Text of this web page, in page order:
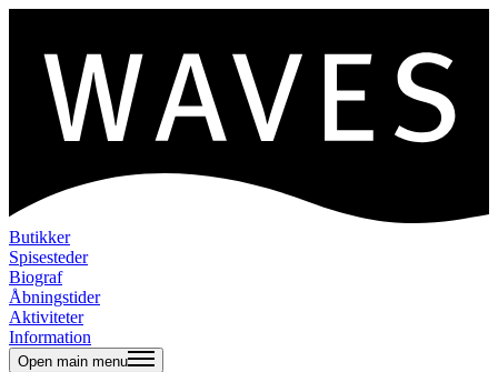
Butikker
Spisesteder
Biograf
Åbningstider
Aktiviteter
Information
Open main menu